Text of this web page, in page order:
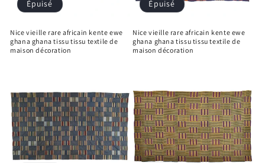
Épuisé
Nice vieille rare africain kente ewe
ghana ghana tissu tissu textile de
maison décoration
Épuisé
Nice vieille rare africain kente ewe
ghana ghana tissu tissu textile de
maison décoration